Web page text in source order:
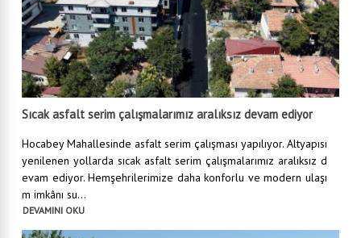
Sıcak asfalt serim çalışmalarımız aralıksız devam ediyor
Hocabey Mahallesinde asfalt serim çalışması yapılıyor. Altyapısı
yenilenen yollarda sıcak asfalt serim çalışmalarımız aralıksız d
evam ediyor. Hemşehrilerimize daha konforlu ve modern ulaşı
m imkânı su...
DEVAMINI OKU